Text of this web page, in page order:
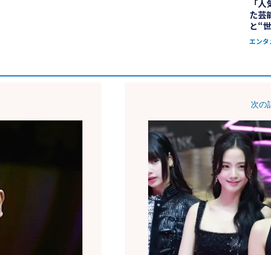
「
た芸
と“
エンタ
次の